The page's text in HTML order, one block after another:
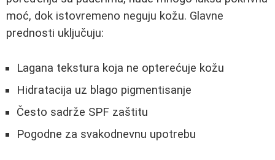
moć, dok istovremeno neguju kožu. Glavne
prednosti uključuju:
Lagana tekstura koja ne opterećuje kožu
Hidratacija uz blago pigmentisanje
Često sadrže SPF zaštitu
Pogodne za svakodnevnu upotrebu